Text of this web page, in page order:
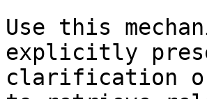
Use this
explicitly
clarification